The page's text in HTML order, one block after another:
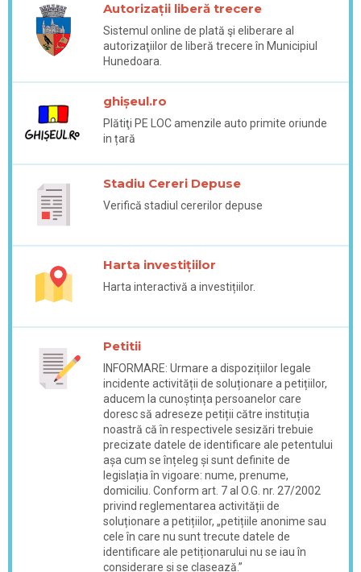
Autorizații liberă trecere
Sistemul online de plată şi eliberare al
autorizaţiilor de liberă trecere în Municipiul
Hunedoara.
ghișeul.ro
Plătiţi PE LOC amenzile auto primite oriunde
in țară
Stadiu Cereri Depuse
Verifică stadiul cererilor depuse
Harta investițiilor
Harta interactivă a investițiilor.
Petitii
INFORMARE: Urmare a dispozițiilor legale
incidente activității de soluționare a petițiilor,
aducem la cunoștința persoanelor care
doresc să adreseze petiții către instituția
noastră că în respectivele sesizări trebuie
precizate datele de identificare ale petentului
așa cum se înțeleg și sunt definite de
legislația în vigoare: nume, prenume,
domiciliu. Conform art. 7 al O.G. nr. 27/2002
privind reglementarea activității de
soluționare a petițiilor, „petițiile anonime sau
cele în care nu sunt trecute datele de
identificare ale petiționarului nu se iau în
considerare și se clasează.”